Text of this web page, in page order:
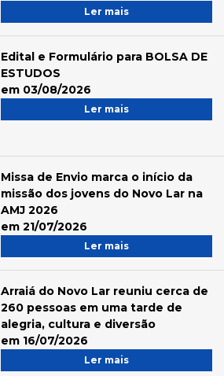
Ler mais
Edital e Formulário para BOLSA DE
ESTUDOS
em 03/08/2026
Ler mais
Missa de Envio marca o início da
missão dos jovens do Novo Lar na
AMJ 2026
em 21/07/2026
Ler mais
Arraiá do Novo Lar reuniu cerca de
260 pessoas em uma tarde de
alegria, cultura e diversão
em 16/07/2026
Ler mais